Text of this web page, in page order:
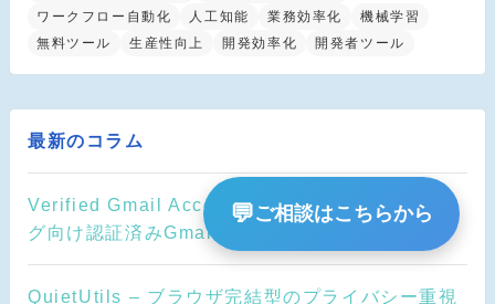
ワークフロー自動化
人工知能 業務効率化
機械学習
無料ツール
生産性向上 開発効率化 開発者ツール
最新のコラム
Verified Gmail Accounts – メールマーケティン
グ向け認証済みGmailアカウント販売サービス
QuietUtils – ブラウザ完結型のプライバシー重視
💬ご相談はこちらから